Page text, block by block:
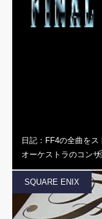
日記：FF4の全曲を
オーケストラのコン
SQUARE ENIX